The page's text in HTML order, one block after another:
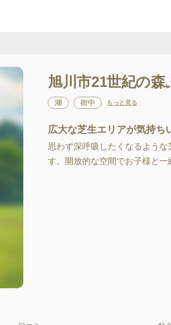
旭川市21世紀の
湖 街中 もっと見る
広大な芝生エリアが気持ち
思わず深呼吸したくなるよう
す。開放的な空間でお子様と